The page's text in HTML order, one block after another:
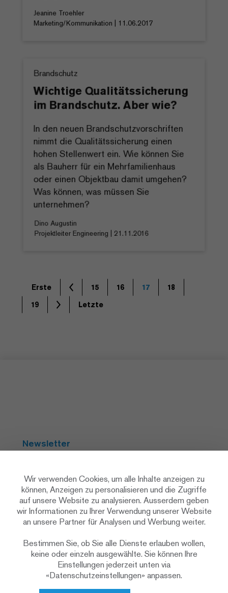
Jeanine Troehler
Marketing/Kommunikation | 11.06.2017
Brandschutz
Wichtige Qualitätssicherung
im Brandschutz. Aber wie?
In den neuen Brandschutzvorschriften
nimmt die Qualitätssicherung einen
hohen Stellenwert ein. Wie können Sie
als Bauherr für ein Mehrfamilienhaus
oder einen Objektbau damit umgehen?
Was können, was müssen Sie
unternehmen?
Dino Augustin
Projektleiter Engineering | 21.11.2016
Erste 15 16 17
18
19
Letzte
Newsletter
Social Media
Wir verwenden Cookies, um alle Inhalte anzeigen zu
können, Anzeigen zu personalisieren und die Zugriffe
auf unsere Website zu analysieren. Ausserdem geben
wir Informationen zu Ihrer Verwendung unserer Website
an unsere Partner für Analysen und Werbung weiter.
Bestimmen Sie, ob Sie alle Dienste erlauben wollen,
keine oder einzeln ausgewählte. Sie können Ihre
Einstellungen jederzeit unten via
«Datenschutzeinstellungen» anpassen.